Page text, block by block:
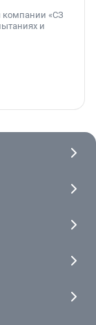
компании «СЗ
и